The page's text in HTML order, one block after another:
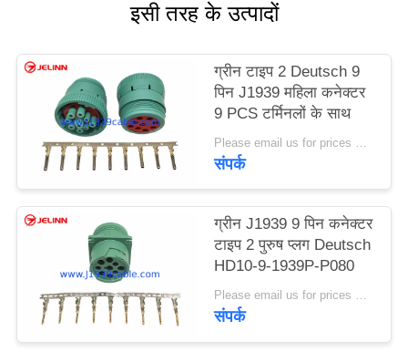
PRIVACY
POLICY
इसी तरह के उत्पादों
ग्रीन टाइप 2 Deutsch 9
पिन J1939 महिला कनेक्टर
9 PCS टर्मिनलों के साथ
Please email us for prices MOQ:100 पीसी
संपर्क
ग्रीन J1939 9 पिन कनेक्टर
टाइप 2 पुरुष प्लग Deutsch
HD10-9-1939P-P080
Please email us for prices MOQ:100 पीसी
संपर्क